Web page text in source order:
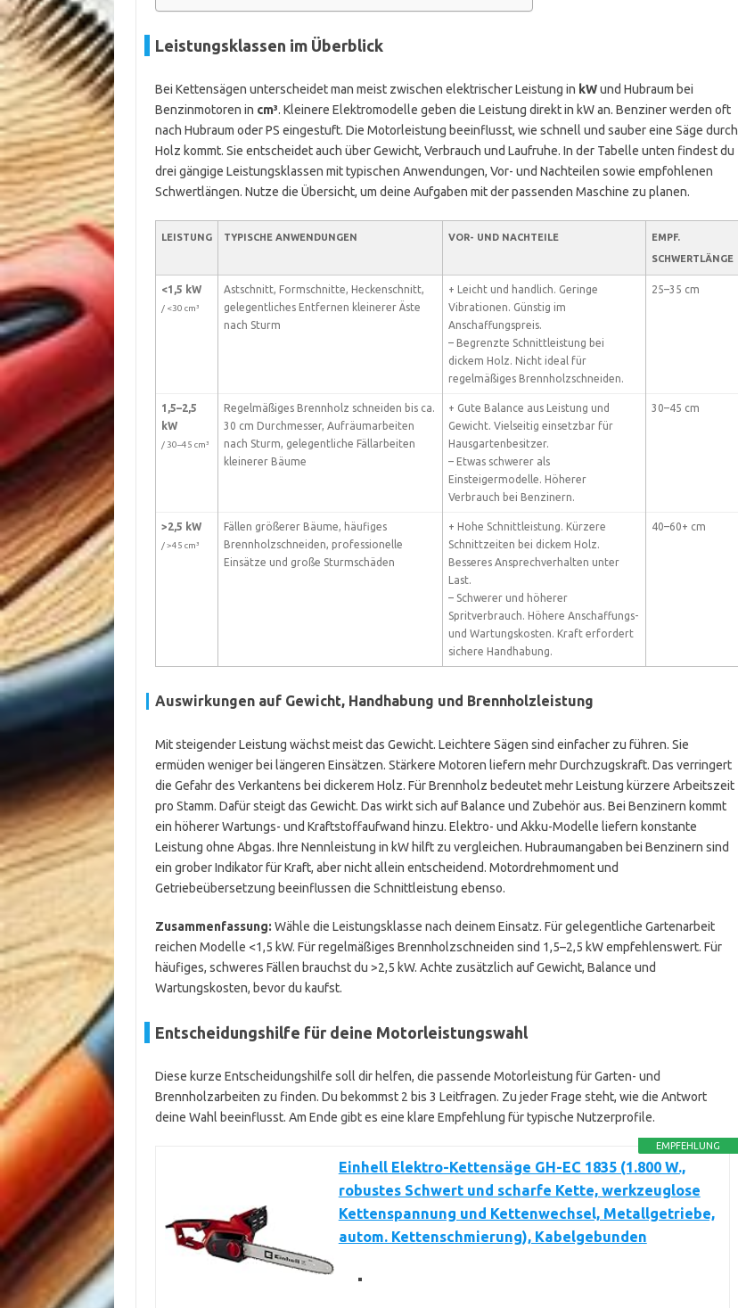
Leistungsklassen im Überblick
Bei Kettensägen unterscheidet man meist zwischen elektrischer Leistung in kWund Hubraum bei
Benzinmotoren in cm³. Kleinere Elektromodelle geben die Leistung direkt in kW an. Benziner werden oft
nach Hubraum oder PS eingestuft. Die Motorleistung beeinflusst, wie schnell und sauber eine Säge durch
Holz kommt. Sie entscheidet auch über Gewicht, Verbrauch und Laufruhe. In der Tabelle unten findest du
drei gängige Leistungsklassen mit typischen Anwendungen, Vor- und Nachteilen sowie empfohlenen
Schwertlängen. Nutze die Übersicht, um deine Aufgaben mit der passenden Maschine zu planen.
LEISTUNG TYPISCHE ANWENDUNGEN VOR- UND NACHTEILE
EMPF.
SCHWERTLÄNGE
<1,5 kW
/ <30 cm³
Astschnitt, Formschnitte, Heckenschnitt,
gelegentliches Entfernen kleinerer Äste
nach Sturm
+ Leicht und handlich. Geringe
Vibrationen. Günstig im
Anschaffungspreis.
– Begrenzte Schnittleistung bei
dickem Holz. Nicht ideal für
regelmäßiges Brennholzschneiden.
25–35 cm
1,5–2,5
kW
/ 30–45 cm³
Regelmäßiges Brennholz schneiden bis ca.
30 cm Durchmesser, Aufräumarbeiten
nach Sturm, gelegentliche Fällarbeiten
kleinerer Bäume
+ Gute Balance aus Leistung und
Gewicht. Vielseitig einsetzbar für
Hausgartenbesitzer.
– Etwas schwerer als
Einsteigermodelle. Höherer
Verbrauch bei Benzinern.
30–45 cm
>2,5 kW
/ >45 cm³
Fällen größerer Bäume, häufiges
Brennholzschneiden, professionelle
Einsätze und große Sturmschäden
+ Hohe Schnittleistung. Kürzere
Schnittzeiten bei dickem Holz.
Besseres Ansprechverhalten unter
Last.
– Schwerer und höherer
Spritverbrauch. Höhere Anschaffungs-
und Wartungskosten. Kraft erfordert
sichere Handhabung.
40–60+ cm
Auswirkungen auf Gewicht, Handhabung und Brennholzleistung
Mit steigender Leistung wächst meist das Gewicht. Leichtere Sägen sind einfacher zu führen. Sie
ermüden weniger bei längeren Einsätzen. Stärkere Motoren liefern mehr Durchzugskraft. Das verringert
die Gefahr des Verkantens bei dickerem Holz. Für Brennholz bedeutet mehr Leistung kürzere Arbeitszeit
pro Stamm. Dafür steigt das Gewicht. Das wirkt sich auf Balance und Zubehör aus. Bei Benzinern kommt
ein höherer Wartungs- und Kraftstoffaufwand hinzu. Elektro- und Akku-Modelle liefern konstante
Leistung ohne Abgas. Ihre Nennleistung in kW hilft zu vergleichen. Hubraumangaben bei Benzinern sind
ein grober Indikator für Kraft, aber nicht allein entscheidend. Motordrehmoment und
Getriebeübersetzung beeinflussen die Schnittleistung ebenso.
Zusammenfassung: Wähle die Leistungsklasse nach deinem Einsatz. Für gelegentliche Gartenarbeit
reichen Modelle <1,5 kW. Für regelmäßiges Brennholzschneiden sind 1,5–2,5 kW empfehlenswert. Für
häufiges, schweres Fällen brauchst du >2,5 kW. Achte zusätzlich auf Gewicht, Balance und
Wartungskosten, bevor du kaufst.
Entscheidungshilfe für deine Motorleistungswahl
Diese kurze Entscheidungshilfe soll dir helfen, die passende Motorleistung für Garten- und
Brennholzarbeiten zu finden. Du bekommst 2 bis 3 Leitfragen. Zu jeder Frage steht, wie die Antwort
deine Wahl beeinflusst. Am Ende gibt es eine klare Empfehlung für typische Nutzerprofile.
EMPFEHLUNG
Einhell Elektro-Kettensäge GH-EC 1835 (1.800 W.,
robustes Schwert und scharfe Kette, werkzeuglose
Kettenspannung und Kettenwechsel, Metallgetriebe,
autom. Kettenschmierung), Kabelgebunden